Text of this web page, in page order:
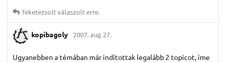
feketezsoltválaszolt erre.
kopibagoly 2007. aug 27.
Ugyanebben a témában már indítottak legalább 2 topicot, íme